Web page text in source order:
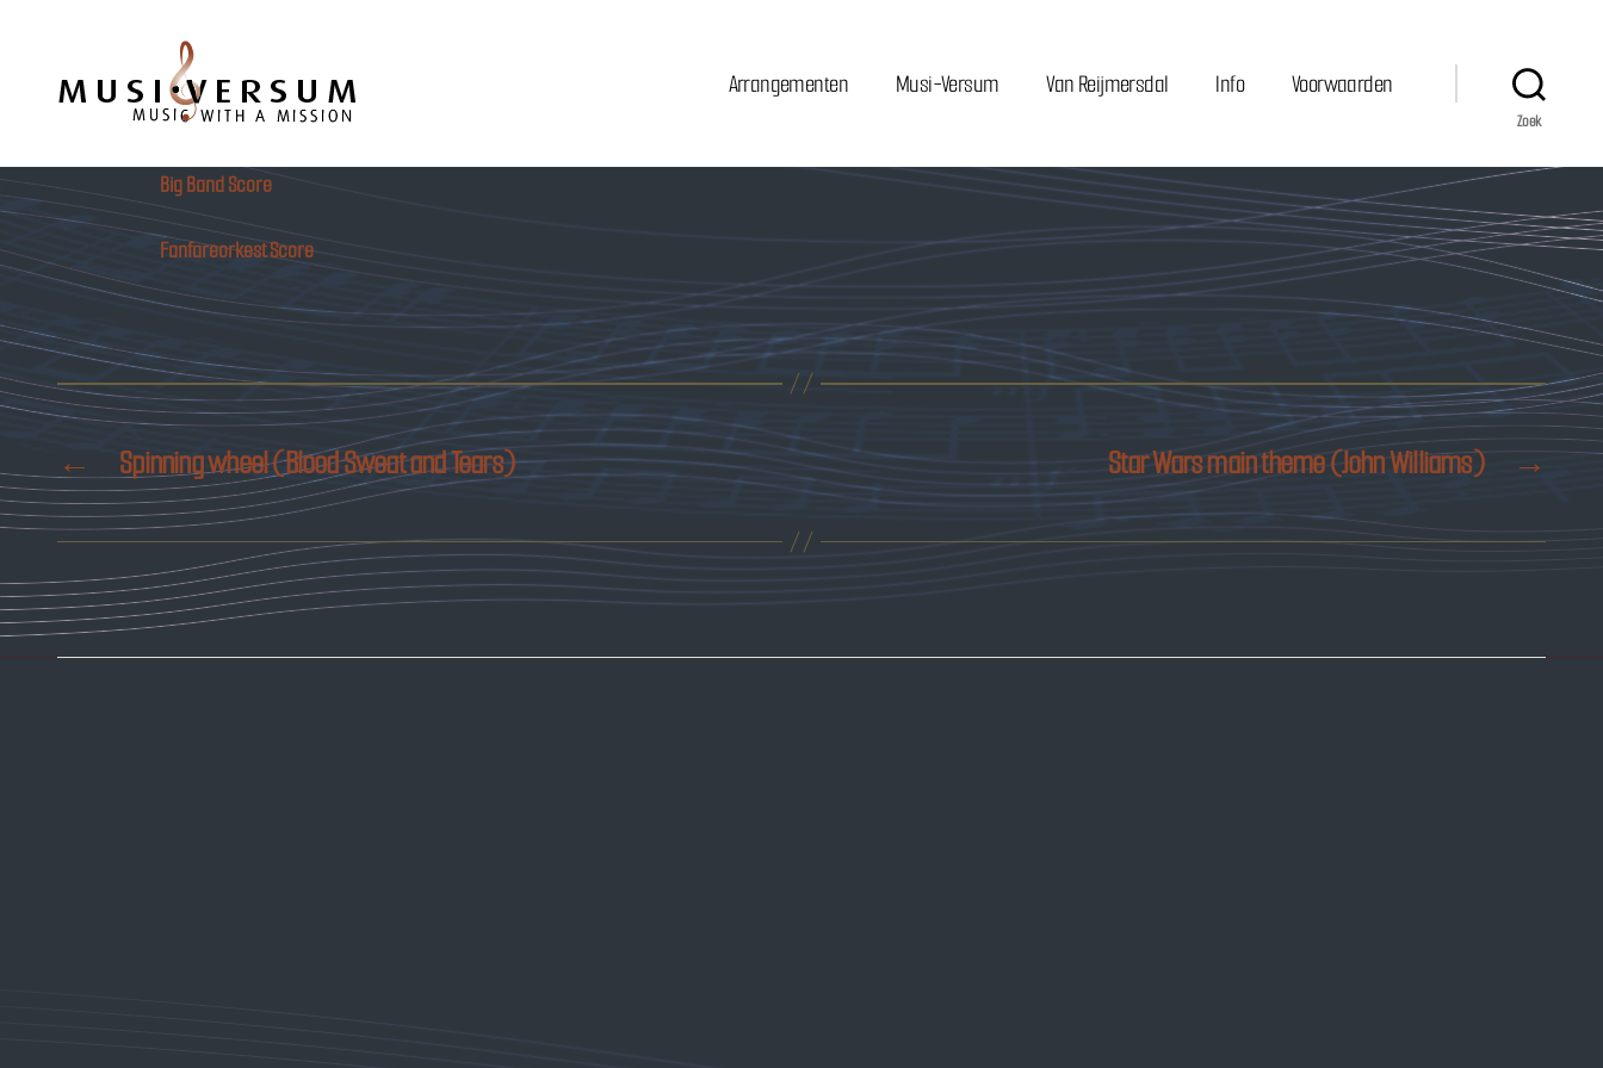
Arrangementen Musi-Versum Van Reijmersdal Info Voorwaarden
Zoek
Big Band Score
Fanfareorkest Score
← Spinning wheel (Blood Sweat and Tears) →
Star Wars main theme (John Williams)